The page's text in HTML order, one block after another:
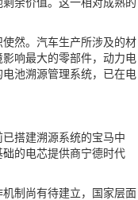
余价值。这一相对成熟的
然。汽车生产所涉及的材
响最大的零部件，动力电
池溯源管理系统，已在电
搭建溯源系统的宝马中
的电芯提供商宁德时代
制尚有待建立，国家层面